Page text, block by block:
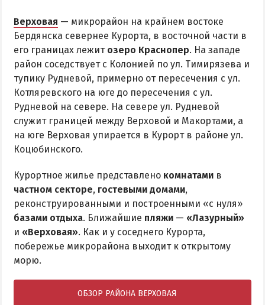
Верховая — микрорайон на крайнем востоке
Бердянска севернее Курорта, в восточной части в
его границах лежит озеро Краснопер. На западе
район соседствует с Колонией по ул. Тимирязева и
тупику Рудневой, примерно от пересечения с ул.
Котляревского на юге до пересечения с ул.
Рудневой на севере. На севере ул. Рудневой
служит границей между Верховой и Макортами, а
на юге Верховая упирается в Курорт в районе ул.
Коцюбинского.
Курортное жилье представлено комнатами в
частном секторе, гостевыми домами,
реконструированными и построенными «с нуля»
базами отдыха. Ближайшие пляжи — «Лазурный»
и «Верховая». Как и у соседнего Курорта,
побережье микрорайона выходит к открытому
морю.
ОБЗОР РАЙОНА ВЕРХОВАЯ